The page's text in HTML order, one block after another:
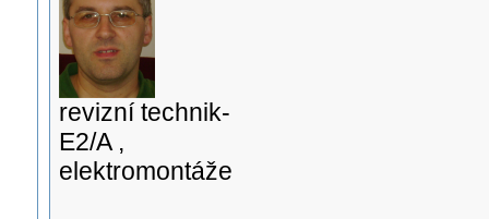
revizní technik-
E2/A ,
elektromontáže